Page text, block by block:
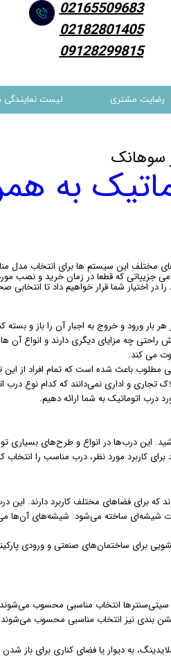
رضایت مشتری لیست نمایندگی
02165509683
02182801405
09128299815
سوهانک
به
مختلف این سیستم ها برای انتخاب
جزییاتی که قطعا در زمان خرید و نصب
باعث دردسر شما شود . ما تجربه و دانش بیش از 20ساله خود را در اختیار شما قرار
ورود و خروج به اجبار آن را باز و بسته
راحتی چه مزایای دیگری دارند و انواع آن
می کند.
باعث شده است که تمام افراد از این
تجاری و اداری نمی‌دانند که کدام نوع درب
درب اتوماتیک به شما ارائه دهیم.
این درب‌ها در انواع و طرح‌های بسیاری
کاربرد مورد نظر، درب مناسب را انتخاب
برای فضاهای مختلف کاربرد دارند. این
شیشه‌ای ساخته می‌شود. شیشه‌های آن‌ها
برای ساختمان‌های صنعتی و ورودی
سیتی‌سنترها انتخاب مناسبی محسوب
بندی نیز انتخاب مناسبی محسوب
به دیوار یا فضای کناری برای باز شدن